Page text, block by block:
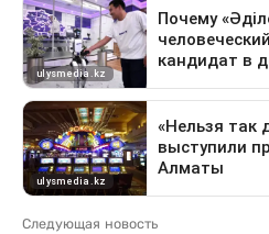
Следующая новость